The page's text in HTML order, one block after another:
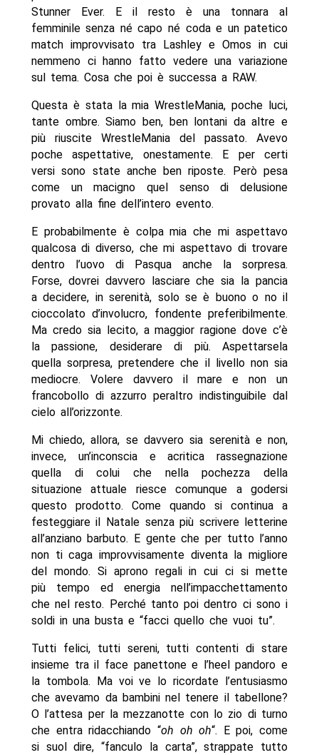
Stunner Ever. E il resto è una tonnara al
femminile senza né capo né coda e un patetico
match improvvisato tra Lashley e Omos in cui
nemmeno ci hanno fatto vedere una variazione
sul tema. Cosa che poi è successa a RAW.
Questa è stata la mia WrestleMania, poche luci,
tante ombre. Siamo ben, ben lontani da altre e
più riuscite WrestleMania del passato. Avevo
poche aspettative, onestamente. E per certi
versi sono state anche ben riposte. Però pesa
come un macigno quel senso di delusione
provato alla fine dell’intero evento.
E probabilmente è colpa mia che mi aspettavo
qualcosa di diverso, che mi aspettavo di trovare
dentro l’uovo di Pasqua anche la sorpresa.
Forse, dovrei davvero lasciare che sia la pancia
a decidere, in serenità, solo se è buono o no il
cioccolato d’involucro, fondente preferibilmente.
Ma credo sia lecito, a maggior ragione dove c’è
la passione, desiderare di più. Aspettarsela
quella sorpresa, pretendere che il livello non sia
mediocre. Volere davvero il mare e non un
francobollo di azzurro peraltro indistinguibile dal
cielo all’orizzonte.
Mi chiedo, allora, se davvero sia serenità e non,
invece, un’inconscia e acritica rassegnazione
quella di colui che nella pochezza della
situazione attuale riesce comunque a godersi
questo prodotto. Come quando si continua a
festeggiare il Natale senza più scrivere letterine
all’anziano barbuto. E gente che per tutto l’anno
non ti caga improvvisamente diventa la migliore
del mondo. Si aprono regali in cui ci si mette
più tempo ed energia nell’impacchettamento
che nel resto. Perché tanto poi dentro ci sono i
soldi in una busta e “facci quello che vuoi tu”.
Tutti felici, tutti sereni, tutti contenti di stare
insieme tra il face panettone e l’heel pandoro e
la tombola. Ma voi ve lo ricordate l’entusiasmo
che avevamo da bambini nel tenere il tabellone?
O l’attesa per la mezzanotte con lo zio di turno
che entra ridacchiando “oh oh oh“. E poi, come
si suol dire, “fanculo la carta”, strappate tutto